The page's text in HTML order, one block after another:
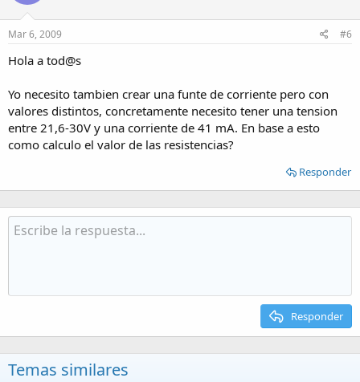
Mar 6, 2009 #6
Hola a tod@s
Yo necesito tambien crear una funte de corriente pero con
valores distintos, concretamente necesito tener una tension
entre 21,6-30V y una corriente de 41 mA. En base a esto
como calculo el valor de las resistencias?
Responder
Responder
Temas similares